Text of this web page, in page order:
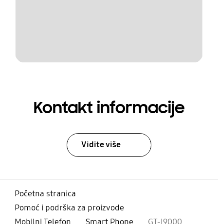
Kontakt informacije
Vidite više
Početna stranica
Pomoć i podrška za proizvode
Mobilni Telefon
Smart Phone GT-I9000